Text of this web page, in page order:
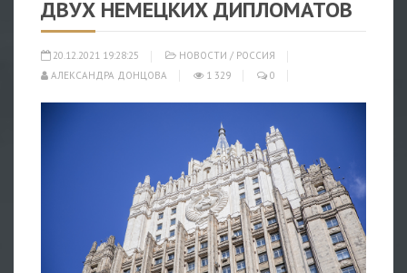
ДВУХ НЕМЕЦКИХ ДИПЛОМАТОВ
20.12.2021 19:28:25 НОВОСТИ / РОССИЯ
АЛЕКСАНДРА ДОНЦОВА
1 329 0